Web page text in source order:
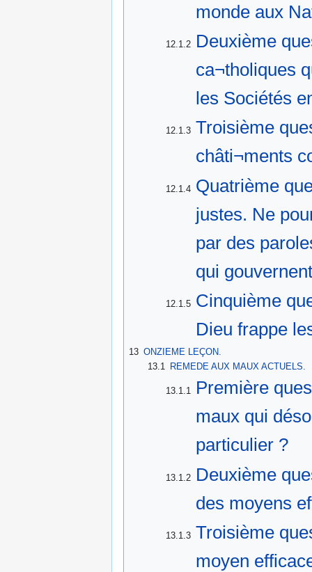
monde aux
12.1.2 Deuxième
ca¬tholiques
les Sociétés
12.1.3 Troisième
châti¬ments
12.1.4 Quatrième
justes. Ne
par des
qui
12.1.5 Cinquième
Dieu frappe
13 ONZIEME LEÇON.
13.1
REMEDE AUX MAUX ACTUELS.
13.1.1 Première
maux qui
particulier ?
13.1.2 Deuxième
des moyens
13.1.3 Troisième
moyen